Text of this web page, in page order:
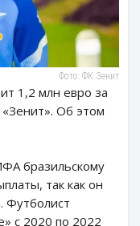
Фото: ФК Зенит
1,2 млн евро за
Об этом
бразильскому
так как он
Футболист
с 2020 по 2022